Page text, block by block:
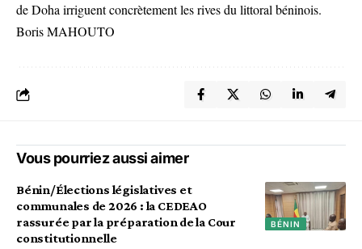
de Doha irriguent concrètement les rives du littoral béninois.
Boris MAHOUTO
Vous pourriez aussi aimer
BÉNIN
Bénin/Élections législatives et
communales de 2026 : la CEDEAO
rassurée par la préparation de la Cour
constitutionnelle